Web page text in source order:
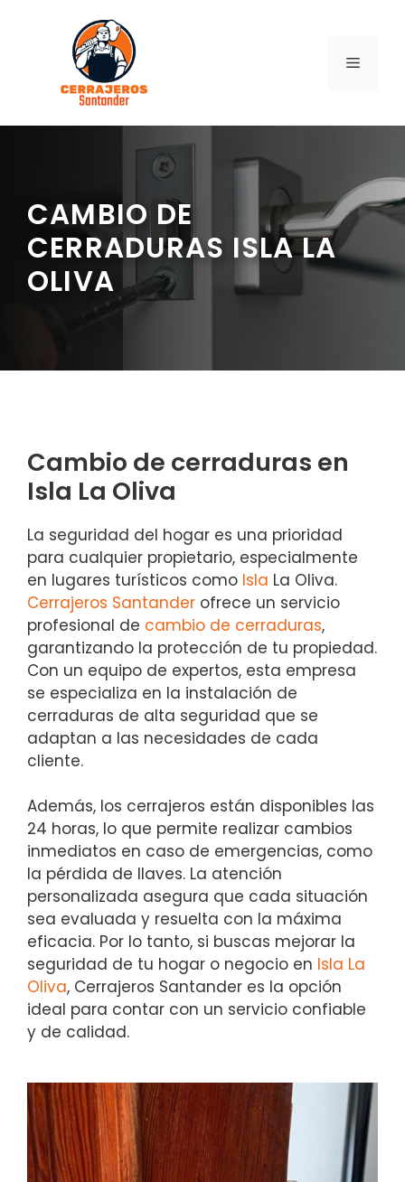
contenido
MENÚ
CAMBIO DE
CERRADURAS ISLA LA
OLIVA
Cambio de cerraduras en
Isla La Oliva
La seguridad del hogar es una prioridad
para cualquier propietario, especialmente
en lugares turísticos como Isla La Oliva.
Cerrajeros Santander ofrece un servicio
profesional de cambio de cerraduras,
garantizando la protección de tu propiedad.
Con un equipo de expertos, esta empresa
se especializa en la instalación de
cerraduras de alta seguridad que se
adaptan a las necesidades de cada
cliente.
Además, los cerrajeros están disponibles las
24 horas, lo que permite realizar cambios
inmediatos en caso de emergencias, como
la pérdida de llaves. La atención
personalizada asegura que cada situación
sea evaluada y resuelta con la máxima
eficacia. Por lo tanto, si buscas mejorar la
seguridad de tu hogar o negocio en Isla La
Oliva, Cerrajeros Santander es la opción
ideal para contar con un servicio confiable
y de calidad.